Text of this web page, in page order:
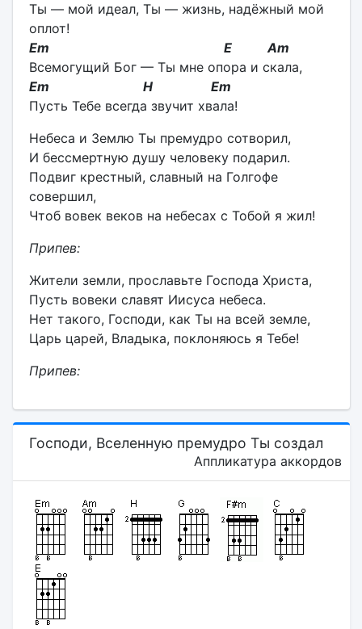
Ты — мой идеал, Ты — жизнь, надёжный мой
оплот!
Em E Am
Всемогущий Бог — Ты мне опора и скала,
Em H Em
Пусть Тебе всегда звучит хвала!
Небеса и Землю Ты премудро сотворил,
И бессмертную душу человеку подарил.
Подвиг крестный, славный на Голгофе
совершил,
Чтоб вовек веков на небесах с Тобой я жил!
Припев:
Жители земли, прославьте Господа Христа,
Пусть вовеки славят Иисуса небеса.
Нет такого, Господи, как Ты на всей земле,
Царь царей, Владыка, поклоняюсь я Тебе!
Припев:
Господи, Вселенную премудро Ты создал
Аппликатура аккордов